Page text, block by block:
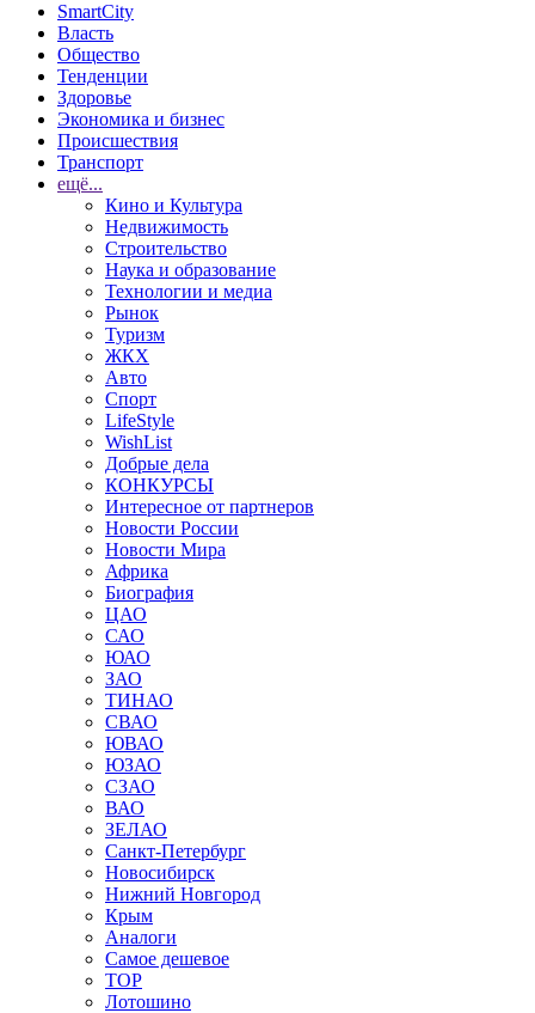
SmartCity
Власть
Общество
Тенденции
Здоровье
Экономика и бизнес
Происшествия
Транспорт
ещё...
Кино и Культура
Недвижимость
Строительство
Наука и образование
Технологии и медиа
Рынок
Туризм
ЖКХ
Авто
Спорт
LifeStyle
WishList
Добрые дела
КОНКУРСЫ
Интересное от партнеров
Новости России
Новости Мира
Африка
Биография
ЦАО
САО
ЮАО
ЗАО
ТИНАО
СВАО
ЮВАО
ЮЗАО
СЗАО
ВАО
ЗЕЛАО
Санкт-Петербург
Новосибирск
Нижний Новгород
Крым
Аналоги
Самое дешевое
TOP
Лотошино